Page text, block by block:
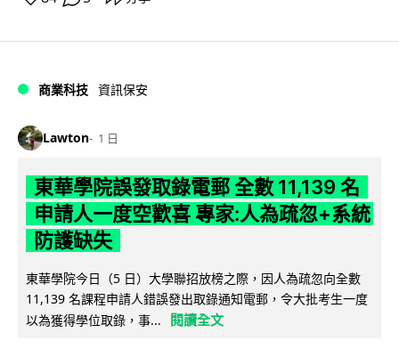
商業科技 資訊保安
Lawton 1 日
東華學院誤發取錄電郵 全數 11,139 名
申請人一度空歡喜 專家:人為疏忽+系統
防護缺失
東華學院今日（5 日）大學聯招放榜之際，因人為疏忽向全數
11,139 名課程申請人錯誤發出取錄通知電郵，令大批考生一度
以為獲得學位取錄，事...
閱讀全文